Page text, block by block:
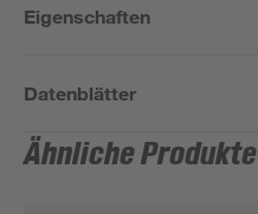
Eigenschaften
Datenblätter
Ähnliche Produkte